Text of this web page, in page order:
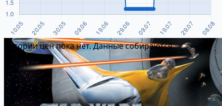
Истории цен пока нет. Данные собираются
ежедневно.